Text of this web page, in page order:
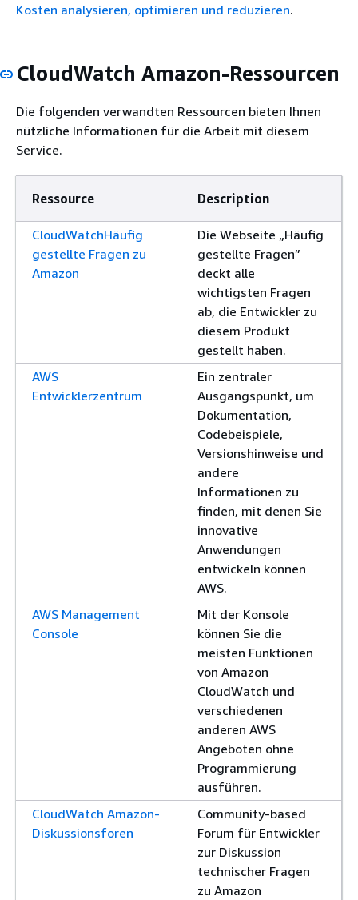
Kosten analysieren, optimieren und reduzieren.
CloudWatch Amazon-Ressourcen
Die folgenden verwandten Ressourcen bieten Ihnen
nützliche Informationen für die Arbeit mit diesem
Service.
Ressource Description
CloudWatchHäufig
gestellte Fragen zu
Amazon
Die Webseite „Häufig
gestellte Fragen”
deckt alle
wichtigsten Fragen
ab, die Entwickler zu
diesem Produkt
gestellt haben.
AWS
Entwicklerzentrum
Ein zentraler
Ausgangspunkt, um
Dokumentation,
Codebeispiele,
Versionshinweise und
andere
Informationen zu
finden, mit denen Sie
innovative
Anwendungen
entwickeln können
AWS.
AWS Management
Console
Mit der Konsole
können Sie die
meisten Funktionen
von Amazon
CloudWatch und
verschiedenen
anderen AWS
Angeboten ohne
Programmierung
ausführen.
CloudWatch Amazon-
Diskussionsforen
Community-based
Forum für Entwickler
zur Diskussion
technischer Fragen
zu Amazon